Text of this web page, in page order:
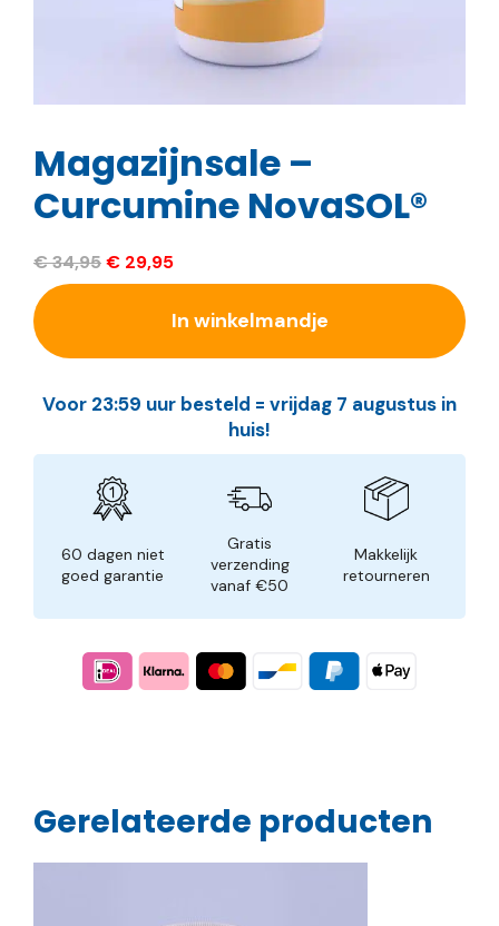
Magazijnsale –
Curcumine NovaSOL®
€34,95Oorspronkelijke
prijs
€ 29,95Huidige
prijs
is:
In winkelmandje
Voor 23:59 uur besteld = vrijdag 7 augustus in
huis!
60 dagen niet
goed garantie
Gratis
verzending
vanaf €50
Makkelijk
retourneren
Gerelateerde producten